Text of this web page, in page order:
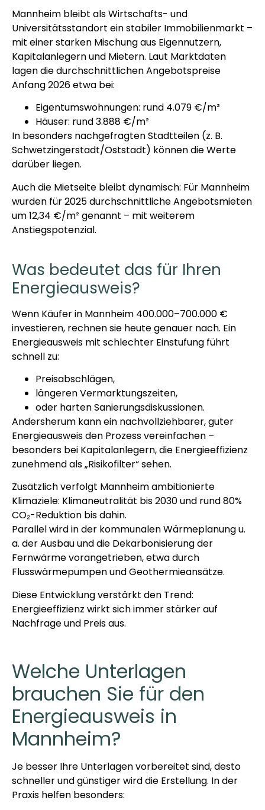
Mannheim bleibt als Wirtschafts- und
Universitätsstandort ein stabiler Immobilienmarkt –
mit einer starken Mischung aus Eigennutzern,
Kapitalanlegern und Mietern. Laut Marktdaten
lagen die durchschnittlichen Angebotspreise
Anfang 2026 etwa bei:
Eigentumswohnungen: rund 4.079 €/m²
Häuser: rund 3.888 €/m²
In besonders nachgefragten Stadtteilen (z. B.
Schwetzingerstadt/Oststadt) können die Werte
darüber liegen.
Auch die Mietseite bleibt dynamisch: Für Mannheim
wurden für 2025 durchschnittliche Angebotsmieten
um 12,34 €/m² genannt – mit weiterem
Anstiegspotenzial.
Was bedeutet das für Ihren
Energieausweis?
Wenn Käufer in Mannheim 400.000–700.000 €
investieren, rechnen sie heute genauer nach. Ein
Energieausweis mit schlechter Einstufung führt
schnell zu:
Preisabschlägen,
längeren Vermarktungszeiten,
oder harten Sanierungsdiskussionen.
Andersherum kann ein nachvollziehbarer, guter
Energieausweis den Prozess vereinfachen –
besonders bei Kapitalanlegern, die Energieeffizienz
zunehmend als „Risikofilter“ sehen.
Zusätzlich verfolgt Mannheim ambitionierte
Klimaziele: Klimaneutralität bis 2030 und rund 80%
CO₂-Reduktion bis dahin.
Parallel wird in der kommunalen Wärmeplanung u.
a. der Ausbau und die Dekarbonisierung der
Fernwärme vorangetrieben, etwa durch
Flusswärmepumpen und Geothermieansätze.
Diese Entwicklung verstärkt den Trend:
Energieeffizienz wirkt sich immer stärker auf
Nachfrage und Preis aus.
Welche Unterlagen
brauchen Sie für den
Energieausweis in
Mannheim?
Je besser Ihre Unterlagen vorbereitet sind, desto
schneller und günstiger wird die Erstellung. In der
Praxis helfen besonders: